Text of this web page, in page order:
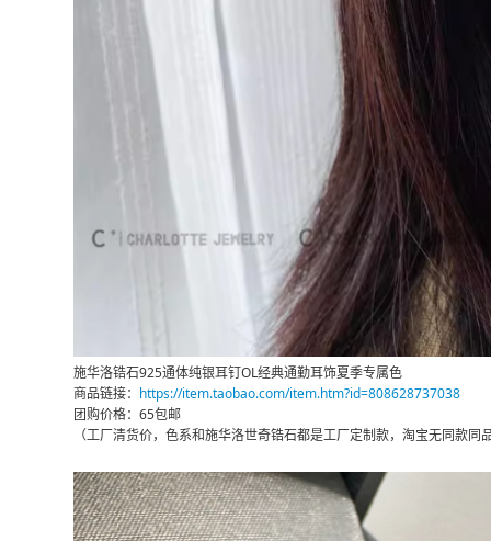
施华洛锆石925通体纯银耳钉OL经典通勤耳饰夏季专属色
商品链接： https://item.taobao.com/item.htm?id=808628737038
团购价格：65包邮
（工厂清货价，色系和施华洛世奇锆石都是工厂定制款，淘宝无同款同